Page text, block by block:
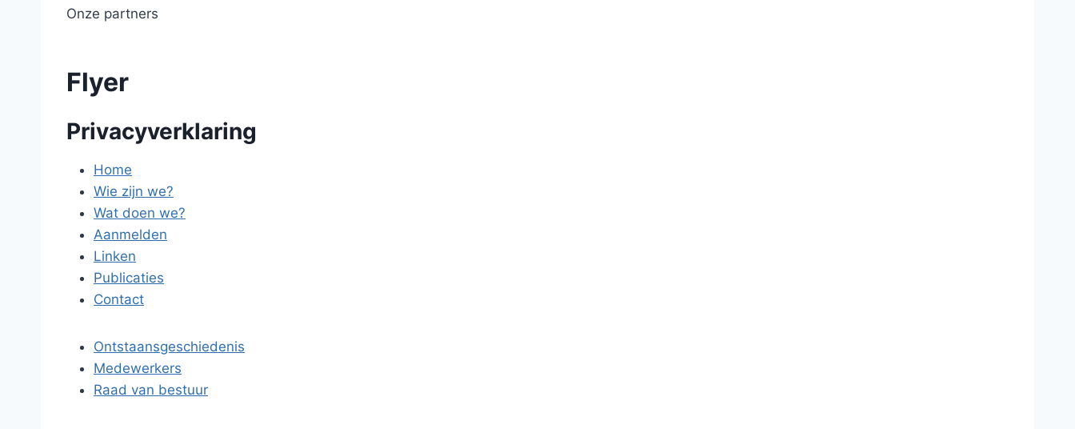
Onze partners
Flyer
Privacyverklaring
Home
Wie zijn we?
Wat doen we?
Aanmelden
Linken
Publicaties
Contact
Ontstaansgeschiedenis
Medewerkers
Raad van bestuur